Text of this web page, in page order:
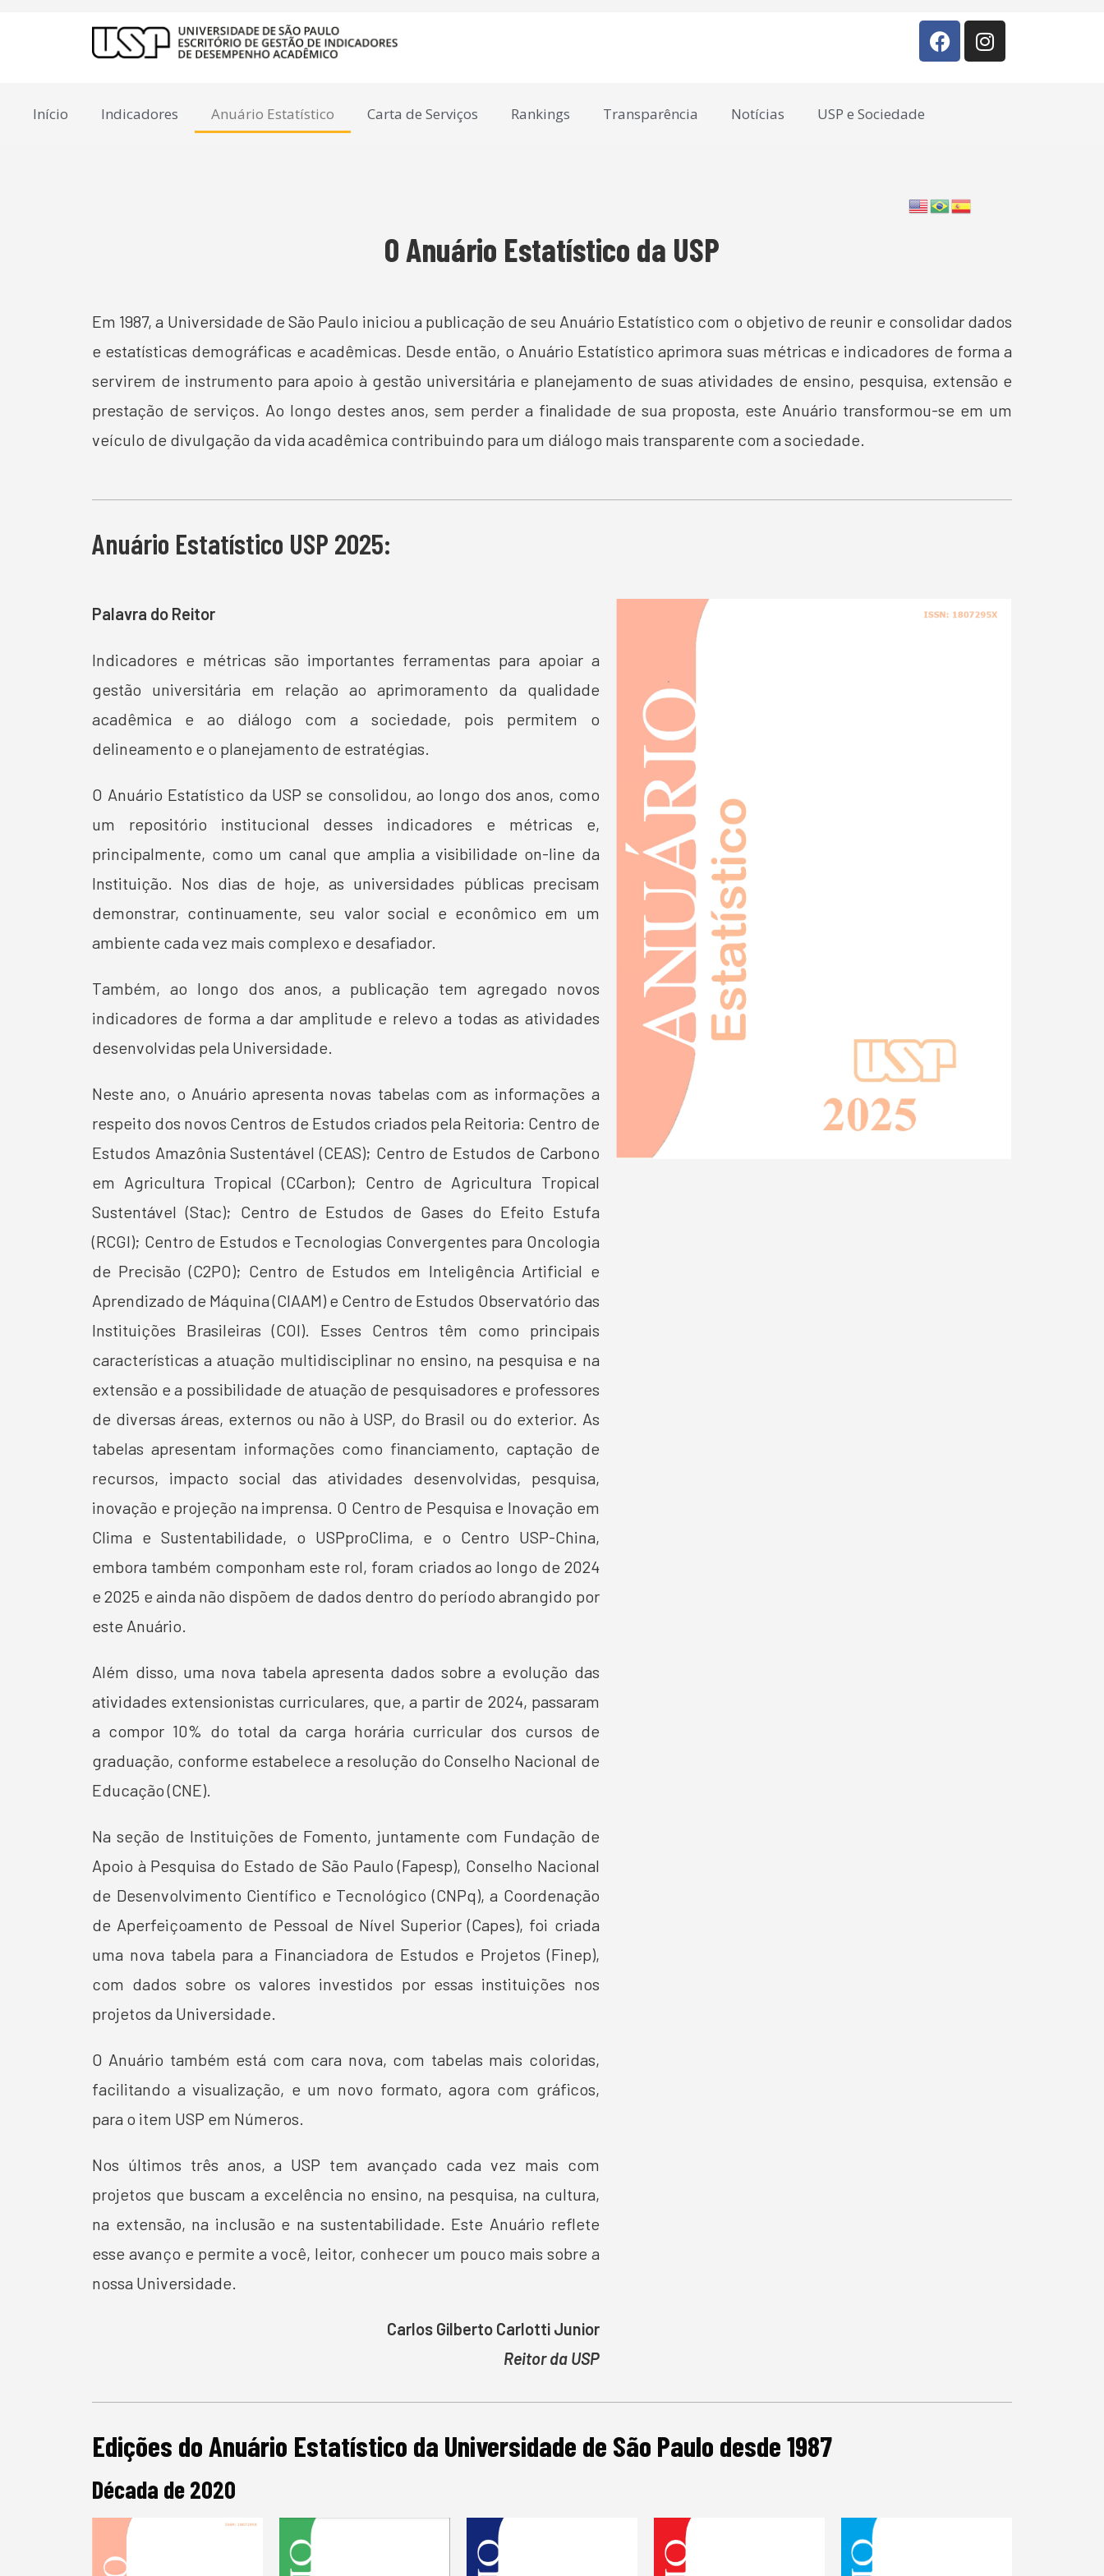
Início Indicadores Anuário Estatístico Carta de Serviços Rankings Transparência Notícias USP e Sociedade
O Anuário Estatístico da USP
Em 1987, a Universidade de São Paulo iniciou a publicação de seu Anuário Estatístico com o objetivo de reunir e consolidar dados
e estatísticas demográficas e acadêmicas. Desde então, o Anuário Estatístico aprimora suas métricas e indicadores de forma a
servirem de instrumento para apoio à gestão universitária e planejamento de suas atividades de ensino, pesquisa, extensão e
prestação de serviços. Ao longo destes anos, sem perder a finalidade de sua proposta, este Anuário transformou-se em um
veículo de divulgação da vida acadêmica contribuindo para um diálogo mais transparente com a sociedade.
Anuário Estatístico USP 2025:
Palavra do Reitor
Indicadores e métricas são importantes ferramentas para apoiar a
gestão universitária em relação ao aprimoramento da qualidade
acadêmica e ao diálogo com a sociedade, pois permitem o
delineamento e o planejamento de estratégias.
O Anuário Estatístico da USP se consolidou, ao longo dos anos, como
um repositório institucional desses indicadores e métricas e,
principalmente, como um canal que amplia a visibilidade on-line da
Instituição. Nos dias de hoje, as universidades públicas precisam
demonstrar, continuamente, seu valor social e econômico em um
ambiente cada vez mais complexo e desafiador.
Também, ao longo dos anos, a publicação tem agregado novos
indicadores de forma a dar amplitude e relevo a todas as atividades
desenvolvidas pela Universidade.
Neste ano, o Anuário apresenta novas tabelas com as informações a
respeito dos novos Centros de Estudos criados pela Reitoria: Centro de
Estudos Amazônia Sustentável (CEAS); Centro de Estudos de Carbono
em Agricultura Tropical (CCarbon); Centro de Agricultura Tropical
Sustentável (Stac); Centro de Estudos de Gases do Efeito Estufa
(RCGI); Centro de Estudos e Tecnologias Convergentes para Oncologia
de Precisão (C2PO); Centro de Estudos em Inteligência Artificial e
Aprendizado de Máquina (CIAAM) e Centro de Estudos Observatório das
Instituições Brasileiras (COI). Esses Centros têm como principais
características a atuação multidisciplinar no ensino, na pesquisa e na
extensão e a possibilidade de atuação de pesquisadores e professores
de diversas áreas, externos ou não à USP, do Brasil ou do exterior. As
tabelas apresentam informações como financiamento, captação de
recursos, impacto social das atividades desenvolvidas, pesquisa,
inovação e projeção na imprensa. O Centro de Pesquisa e Inovação em
Clima e Sustentabilidade, o USPproClima, e o Centro USP-China,
embora também componham este rol, foram criados ao longo de 2024
e 2025 e ainda não dispõem de dados dentro do período abrangido por
este Anuário.
Além disso, uma nova tabela apresenta dados sobre a evolução das
atividades extensionistas curriculares, que, a partir de 2024, passaram
a compor 10% do total da carga horária curricular dos cursos de
graduação, conforme estabelece a resolução do Conselho Nacional de
Educação (CNE).
Na seção de Instituições de Fomento, juntamente com Fundação de
Apoio à Pesquisa do Estado de São Paulo (Fapesp), Conselho Nacional
de Desenvolvimento Científico e Tecnológico (CNPq), a Coordenação
de Aperfeiçoamento de Pessoal de Nível Superior (Capes), foi criada
uma nova tabela para a Financiadora de Estudos e Projetos (Finep),
com dados sobre os valores investidos por essas instituições nos
projetos da Universidade.
O Anuário também está com cara nova, com tabelas mais coloridas,
facilitando a visualização, e um novo formato, agora com gráficos,
para o item USP em Números.
Nos últimos três anos, a USP tem avançado cada vez mais com
projetos que buscam a excelência no ensino, na pesquisa, na cultura,
na extensão, na inclusão e na sustentabilidade. Este Anuário reflete
esse avanço e permite a você, leitor, conhecer um pouco mais sobre a
nossa Universidade.
Carlos Gilberto Carlotti Junior
Reitor da USP
Edições do Anuário Estatístico da Universidade de São Paulo desde 1987
Década de 2020